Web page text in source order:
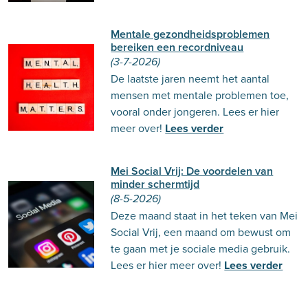
Mentale gezondheidsproblemen
bereiken een recordniveau
(3-7-2026)
De laatste jaren neemt het aantal
mensen met mentale problemen toe,
vooral onder jongeren. Lees er hier
meer over! Lees verder
Mei Social Vrij: De voordelen van
minder schermtijd
(8-5-2026)
Deze maand staat in het teken van Mei
Social Vrij, een maand om bewust om
te gaan met je sociale media gebruik.
Lees er hier meer over! Lees verder